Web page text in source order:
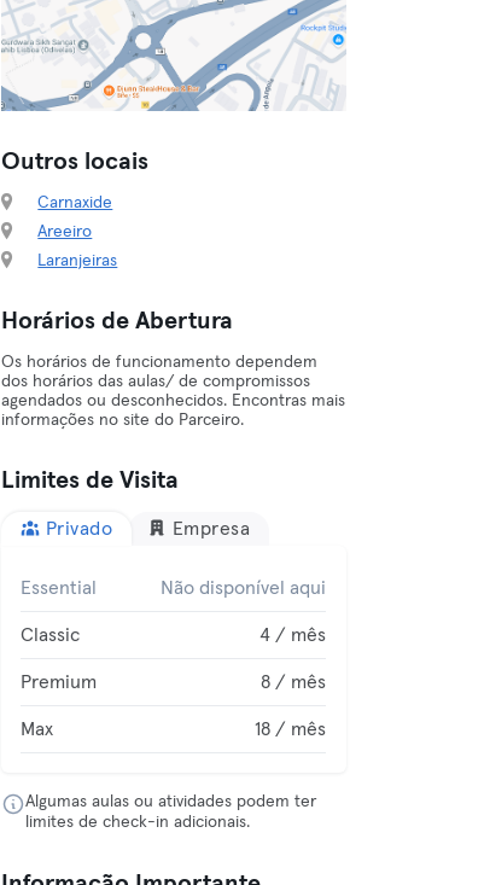
Outros locais
Carnaxide
Areeiro
Laranjeiras
Horários de Abertura
Os horários de funcionamento dependem
dos horários das aulas/ de compromissos
agendados ou desconhecidos. Encontras mais
informações no site do Parceiro.
Limites de Visita
Privado Empresa
Essential Não disponível aqui
Classic 4 / mês
Premium 8 / mês
Max 18 / mês
Algumas aulas ou atividades podem ter
limites de check-in adicionais.